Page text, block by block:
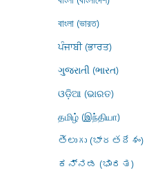
বাংলা (ভারত)
ਪੰਜਾਬੀ (ਭਾਰਤ)
ગુજરાતી (ભારત)
ଓଡ଼ିଆ (ଭାରତ)
தமிழ் (இந்தியா)
తెలుగు (భారతదేశం)
ಕನ್ನಡ (ಭಾರತ)